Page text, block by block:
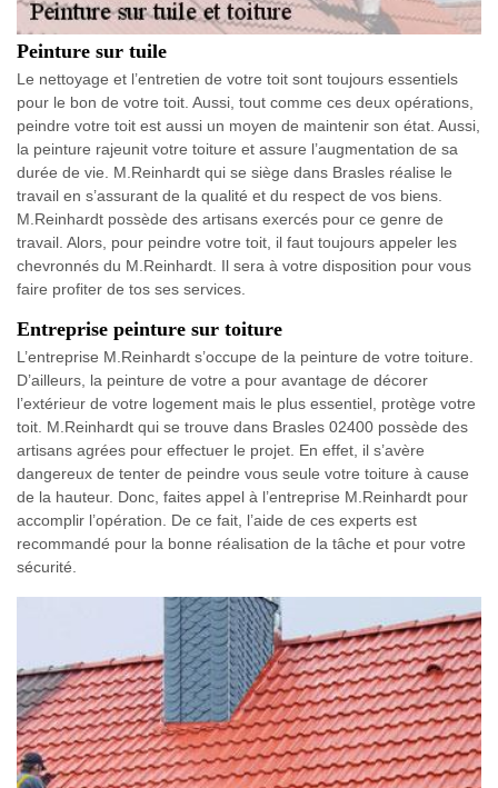
Peinture sur tuile
Le nettoyage et l’entretien de votre toit sont toujours essentiels
pour le bon de votre toit. Aussi, tout comme ces deux opérations,
peindre votre toit est aussi un moyen de maintenir son état. Aussi,
la peinture rajeunit votre toiture et assure l’augmentation de sa
durée de vie. M.Reinhardt qui se siège dans Brasles réalise le
travail en s’assurant de la qualité et du respect de vos biens.
M.Reinhardt possède des artisans exercés pour ce genre de
travail. Alors, pour peindre votre toit, il faut toujours appeler les
chevronnés du M.Reinhardt. Il sera à votre disposition pour vous
faire profiter de tos ses services.
Entreprise peinture sur toiture
L’entreprise M.Reinhardt s’occupe de la peinture de votre toiture.
D’ailleurs, la peinture de votre a pour avantage de décorer
l’extérieur de votre logement mais le plus essentiel, protège votre
toit. M.Reinhardt qui se trouve dans Brasles 02400 possède des
artisans agrées pour effectuer le projet. En effet, il s’avère
dangereux de tenter de peindre vous seule votre toiture à cause
de la hauteur. Donc, faites appel à l’entreprise M.Reinhardt pour
accomplir l’opération. De ce fait, l’aide de ces experts est
recommandé pour la bonne réalisation de la tâche et pour votre
sécurité.